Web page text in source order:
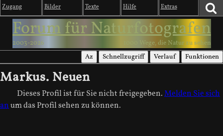
Zugang Bilder Texte Hilfe Extras
Forum für Naturfotografen
2003-2026 1000 Wege, die Natur zu sehen
Az Schnellzugriff Verlauf Funktionen
Markus. Neuen
Dieses Profil ist für Sie nicht freigegeben.Melden Sie sich
anum das Profil sehen zu können.